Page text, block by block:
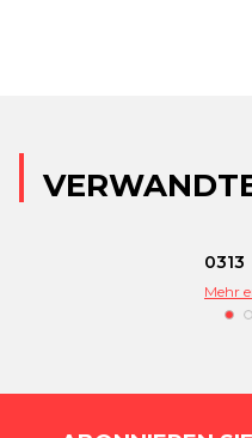
0313
Mehr